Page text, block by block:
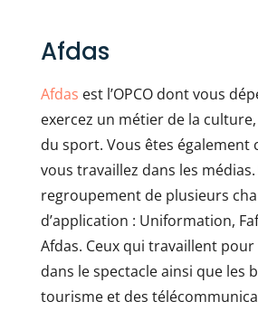
Afdas
Afdas est l’OPCO dont vous
exercez un métier de la
du sport. Vous êtes également
vous travaillez dans les médias.
regroupement de plusieurs
d’application : Uniformation,
Afdas. Ceux qui travaillent
dans le spectacle ainsi que les
tourisme et des